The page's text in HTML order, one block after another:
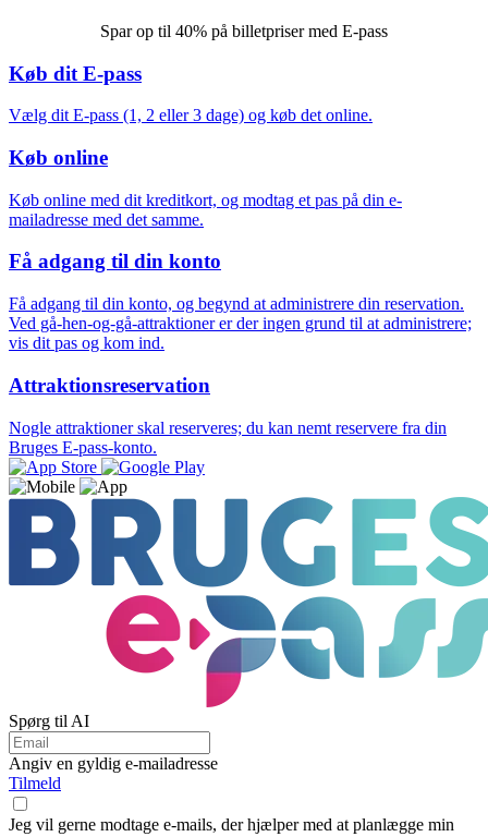
Spar op til 40% på billetpriser med E-pass
Køb dit E-pass
Vælg dit E-pass (1, 2 eller 3 dage) og køb det online.
Køb online
Køb online med dit kreditkort, og modtag et pas på din e-
mailadresse med det samme.
Få adgang til din konto
Få adgang til din konto, og begynd at administrere din reservation.
Ved gå-hen-og-gå-attraktioner er der ingen grund til at administrere;
vis dit pas og kom ind.
Attraktionsreservation
Nogle attraktioner skal reserveres; du kan nemt reservere fra din
Bruges E-pass-konto.
Spørg til AI
Angiv en gyldig e-mailadresse
Tilmeld
Jeg vil gerne modtage e-mails, der hjælper med at planlægge min